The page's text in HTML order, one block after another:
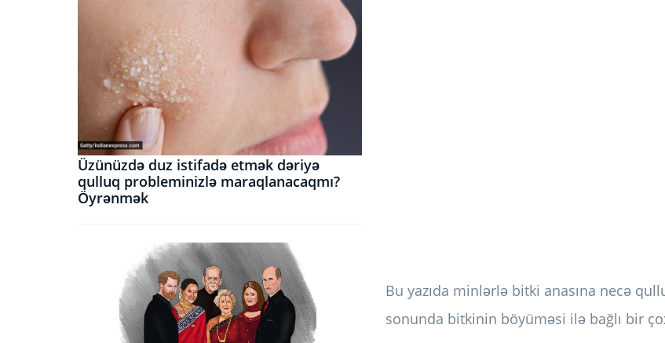
Üzünüzdə duz istifadə etmək dəriyə
qulluq probleminizlə maraqlanacaqmı?
Öyrənmək
Bu yazıda minlərlə bitki anasına necə
sonunda bitkinin böyüməsi ilə bağlı bir